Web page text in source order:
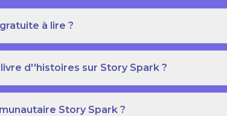
à lire ?
d''histoires sur Story Spark ?
Story Spark ?